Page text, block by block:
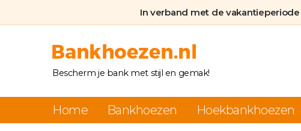
In verband met de
Bankhoezen.nl
Bescherm je bank met stijl en gemak!
Home Bankhoezen Hoekbankhoezen